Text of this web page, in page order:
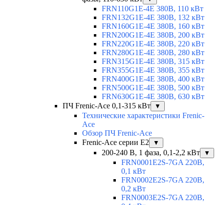
FRN110G1E-4E 380В, 110 кВт
FRN132G1E-4E 380В, 132 кВт
FRN160G1E-4E 380В, 160 кВт
FRN200G1E-4E 380В, 200 кВт
FRN220G1E-4E 380В, 220 кВт
FRN280G1E-4E 380В, 280 кВт
FRN315G1E-4E 380В, 315 кВт
FRN355G1E-4E 380В, 355 кВт
FRN400G1E-4E 380В, 400 кВт
FRN500G1E-4E 380В, 500 кВт
FRN630G1E-4E 380В, 630 кВт
ПЧ Frenic-Ace 0,1-315 кВт
▼
Технические характеристики Frenic-
Ace
Обзор ПЧ Frenic-Ace
Frenic-Ace серии E2
▼
200-240 В, 1 фаза, 0,1-2,2 кВт ▼
FRN0001E2S-7GA 220В,
0,1 кВт
FRN0002E2S-7GA 220В,
0,2 кВт
FRN0003E2S-7GA 220В,